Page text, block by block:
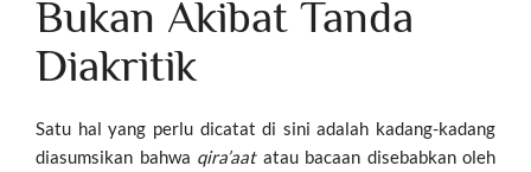
Bukan Akibat Tanda
Diakritik
Satu hal yang perlu dicatat di sini adalah kadang-kadang
diasumsikan bahwa qira’aatatau bacaan disebabkan oleh